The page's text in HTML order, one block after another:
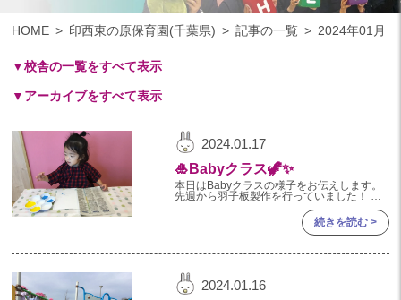
HOME 印西東の原保育園(千葉県) 記事の一覧 2024年01月
▼校舎の一覧をすべて表示
札幌保育園（北海道）
仙台富沢保育園（宮城県）
印西東の原保育園(千葉県)
つくば西平塚保育園(茨城県)
加美中新田保育園(宮城県)
▼アーカイブをすべて表示
2024年 11月(10)
2024年 10月(20)
2024年 09月(19)
2024年 07月(22)
2024年 06月(19)
2024.01.17
🎍Babyクラス🦖✨
本日はBabyクラスの様子をお伝えします。
先週から羽子板製作を行っていました！ 初
めてデカルコマニー（合わせ絵）に挑戦をし
続きを読む >
2024.01.16